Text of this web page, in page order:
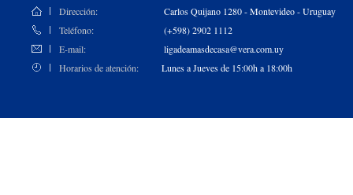
Dirección:
Carlos Quijano 1280 - Montevideo - Uruguay
Teléfono:
(+598) 2902 1112
E-mail:
ligadeamasdecasa@vera.com.uy
Horarios de atención:
Lunes a Jueves de 15:00h a 18:00h